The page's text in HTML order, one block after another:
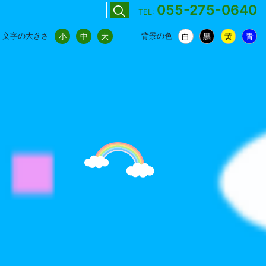
TEL: 055-275-0640
文字の大きさ 小 中 大 背景の色 白 黒 黄 青
小 中 大